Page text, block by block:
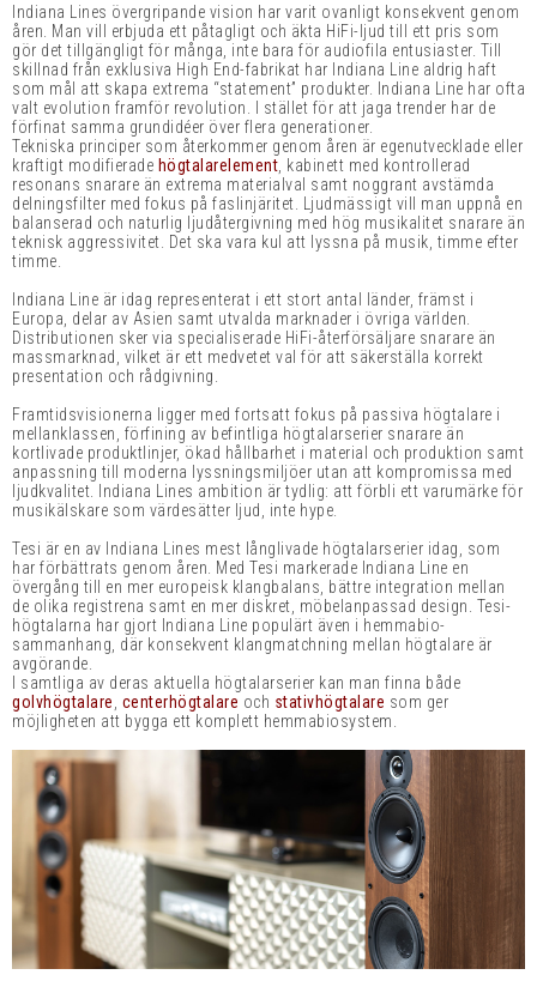
Indiana Lines övergripande vision har varit ovanligt konsekvent genom
åren. Man vill erbjuda ett påtagligt och äkta HiFi-ljud till ett pris som
gör det tillgängligt för många, inte bara för audiofila entusiaster. Till
skillnad från exklusiva High End-fabrikat har Indiana Line aldrig haft
som mål att skapa extrema “statement” produkter. Indiana Line har ofta
valt evolution framför revolution. I stället för att jaga trender har de
förfinat samma grundidéer över flera generationer.
Tekniska principer som återkommer genom åren är egenutvecklade eller
kraftigt modifierade högtalarelement , kabinett med kontrollerad
resonans snarare än extrema materialval samt noggrant avstämda
delningsfilter med fokus på faslinjäritet. Ljudmässigt vill man uppnå en
balanserad och naturlig ljudåtergivning med hög musikalitet snarare än
teknisk aggressivitet. Det ska vara kul att lyssna på musik, timme efter
timme.
Indiana Line är idag representerat i ett stort antal länder, främst i
Europa, delar av Asien samt utvalda marknader i övriga världen.
Distributionen sker via specialiserade HiFi-återförsäljare snarare än
massmarknad, vilket är ett medvetet val för att säkerställa korrekt
presentation och rådgivning.
Framtidsvisionerna ligger med fortsatt fokus på passiva högtalare i
mellanklassen, förfining av befintliga högtalarserier snarare än
kortlivade produktlinjer, ökad hållbarhet i material och produktion samt
anpassning till moderna lyssningsmiljöer utan att kompromissa med
ljudkvalitet. Indiana Lines ambition är tydlig: att förbli ett varumärke för
musikälskare som värdesätter ljud, inte hype.
Tesi är en av Indiana Lines mest långlivade högtalarserier idag, som
har förbättrats genom åren. Med Tesi markerade Indiana Line en
övergång till en mer europeisk klangbalans, bättre integration mellan
de olika registrena samt en mer diskret, möbelanpassad design. Tesi-
högtalarna har gjort Indiana Line populärt även i hemmabio-
sammanhang, där konsekvent klangmatchning mellan högtalare är
avgörande.
I samtliga av deras aktuella högtalarserier kan man finna både
golvhögtalare centerhögtalare och stativhögtalare som ger
möjligheten att bygga ett komplett hemmabiosystem.